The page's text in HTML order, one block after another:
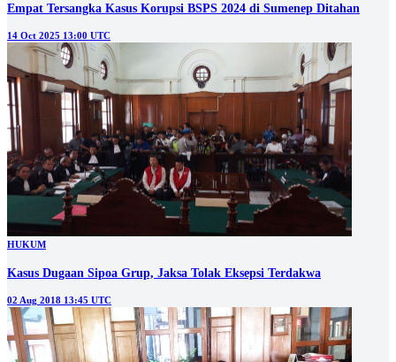
Empat Tersangka Kasus Korupsi BSPS 2024 di Sumenep Ditahan
14 Oct 2025 13:00 UTC
HUKUM
Kasus Dugaan Sipoa Grup, Jaksa Tolak Eksepsi Terdakwa
02 Aug 2018 13:45 UTC